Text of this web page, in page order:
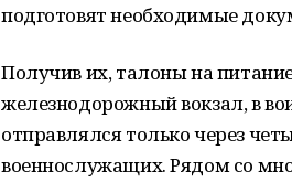
подготовят необходимые
Получив их, талоны на
железнодорожный вокзал, в
отправлялся только через
военнослужащих. Рядом со